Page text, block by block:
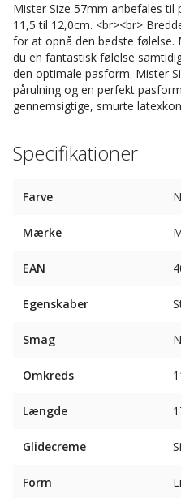
Mister Size 57mm anbefales til
11,5 til 12,0cm. <br><br>
for at opnå den bedste
du en fantastisk følelse
den optimale pasform. Mister
pårulning og en perfekt
gennemsigtige, smurte
Specifikationer
Farve
Mærke
EAN
Egenskaber
Smag
Omkreds
Længde
Glidecreme
Form